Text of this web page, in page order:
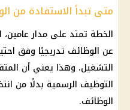
متى تبدأ الاستفادة من
الخطة تمتد على مدار عامين،
عن الوظائف تدريجيًا وفق
التشغيل. وهذا يعني أن
التوظيف الرسمية بدلًا من
الوظائف.